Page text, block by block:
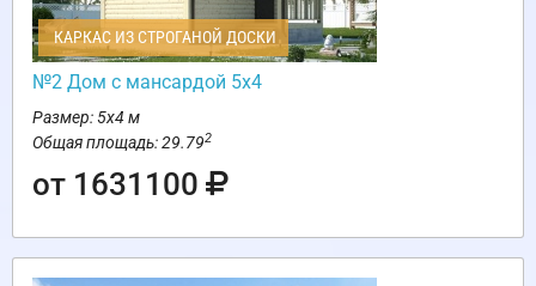
КАРКАС ИЗ СТРОГАНОЙ ДОСКИ
№2 Дом с мансардой 5х4
Размер: 5х4 м
Общая площадь: 29.792
от 1631100